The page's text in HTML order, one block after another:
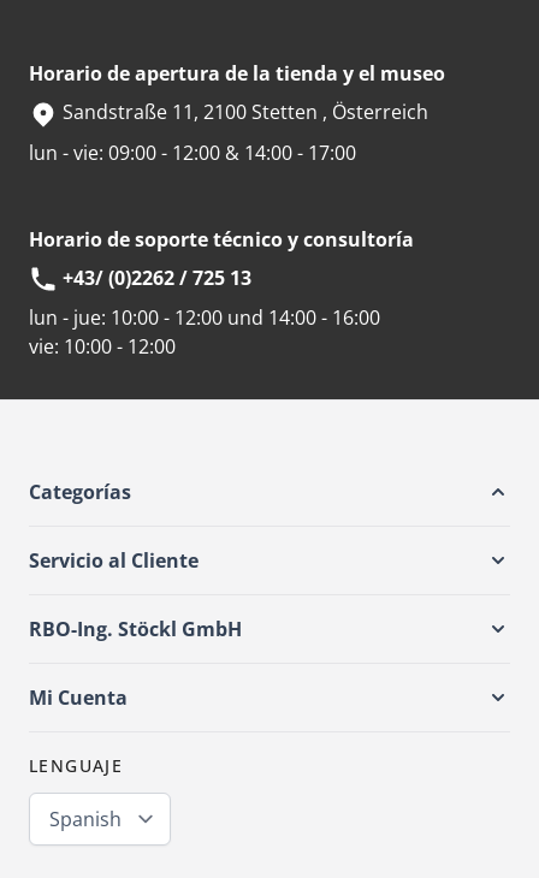
Horario de apertura de la tienda y el museo
Sandstraße 11, 2100 Stetten , Österreich
lun - vie: 09:00 - 12:00 & 14:00 - 17:00
Horario de soporte técnico y consultoría
+43/ (0)2262 / 725 13
lun - jue: 10:00 - 12:00 und 14:00 - 16:00
vie: 10:00 - 12:00
Categorías
Servicio al Cliente
RBO-Ing. Stöckl GmbH
Mi Cuenta
LENGUAJE
Spanish